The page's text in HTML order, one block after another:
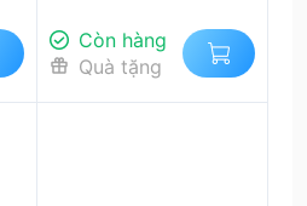
Còn hàng
Quà tặng